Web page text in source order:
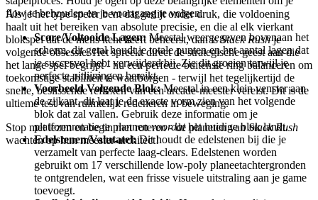
Als je het type speler bent dat gedijt onder druk, die voldoening
haalt uit het bereiken van absolute precisie, en die al elk vierkant
blokspel dat de mens kent heeft beheerst, dan isStack Rushje
volgende obsessie. Het spreekt direct de strategische geest aan die
het lange spel begrijpt - nu een perfecte buitenste ring balanceren om
toekomstige stabiliteit te waarborgen - terwijl het tegelijkertijd de
snelle, beslissende reflexen van een arcade-meester vereist. Dit is de
ultieme test van ruimtelijk redeneren in beweging.
Stop met lezen en begin met roteren - de planeten vanStack Rush
wachten op hun meester-architect!
flow te behouden en je voortgang te volgen.
Score/Voltooide Lagen: Meestal weergegeven bovenaan het
scherm, dit getal houdt je totale punten en het aantal lagen dat
je succesvol hebt verwijderd bij. Zie dit groeien terwijl je
perfecte uitlijningen bereikt.
Voorbeeld Volgende Blok:Meestal in een klein venster aan
de zijkant, dit laat je de exacte vorm zien van het volgende
blok dat zal vallen. Gebruik deze informatie om je
platformrotatie te plannenvoordathet huidige blok landt.
Edelstenen/Valutatel:Dit houdt de edelstenen bij die je
verzamelt van perfecte laag-clears. Edelstenen worden
gebruikt om 17 verschillende low-poly planeetachtergronden
te ontgrendelen, wat een frisse visuele uitstraling aan je game
toevoegt.